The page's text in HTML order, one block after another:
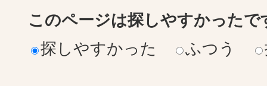
このページは探しやすかったで
探しやすかった
ふつう